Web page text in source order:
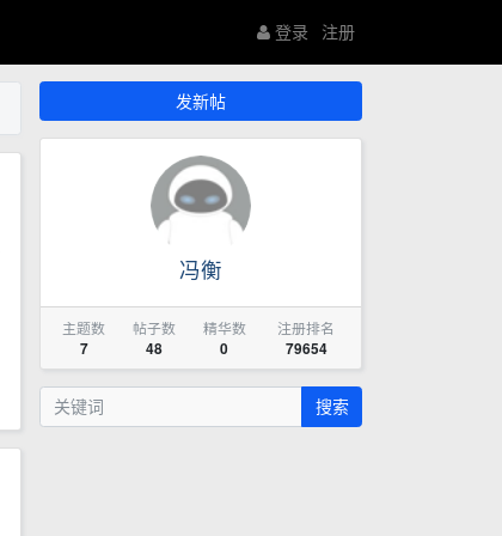
登录 注册
发新帖
冯衡
主题数
7
帖子数
48
精华数
0
注册排名
79654
搜索